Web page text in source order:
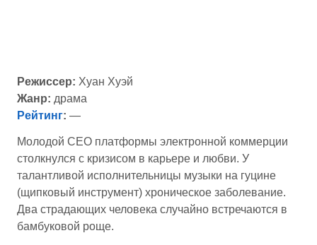
Режиссер: Хуан Хуэй
Жанр: драма
Рейтинг: —
Молодой CEO платформы электронной коммерции
столкнулся с кризисом в карьере и любви. У
талантливой исполнительницы музыки на гуцине
(щипковый инструмент) хроническое заболевание.
Два страдающих человека случайно встречаются в
бамбуковой роще.